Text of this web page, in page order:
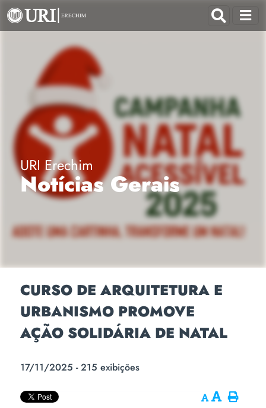
URI Erechim
Notícias Gerais
CURSO DE ARQUITETURA E
URBANISMO PROMOVE
AÇÃO SOLIDÁRIA DE NATAL
17/11/2025 - 215 exibições